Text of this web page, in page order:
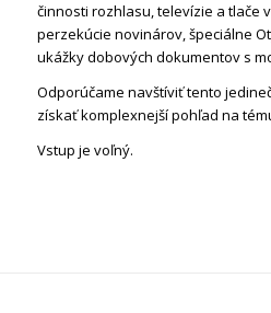
činnosti rozhlasu, televízie a tlače
perzekúcie novinárov, špeciálne
ukážky dobových dokumentov s
Odporúčame navštíviť tento
získať komplexnejší pohľad na
Vstup je voľný.